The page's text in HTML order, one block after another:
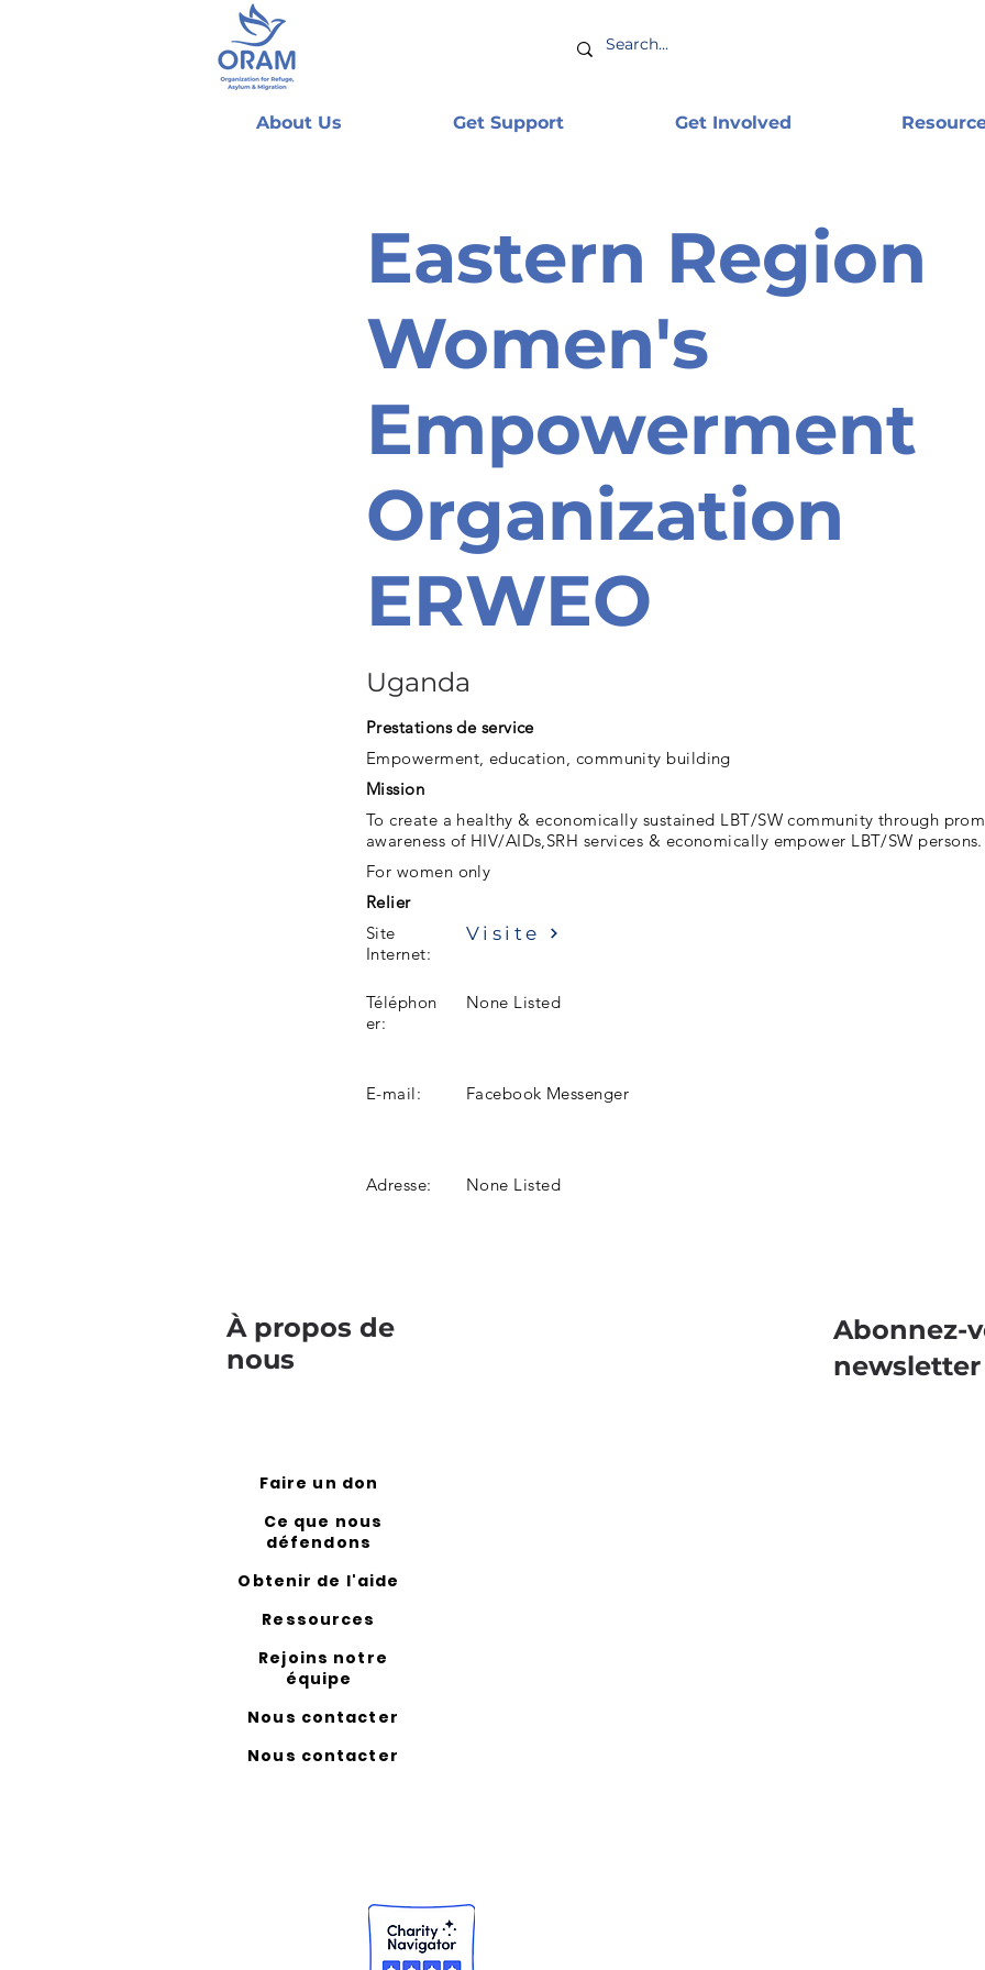
About Us Get Support Get Involved
Eastern Region
Women's
Empowerment
Organization
ERWEO
Uganda
Prestations de service
Empowerment, education, community building
Mission
To create a healthy & economically sustained LBT/SW community through
awareness of HIV/AIDs,SRH services & economically empower LBT/SW persons.
For women only
Relier
Site
Internet:
Visite
Téléphon
er:
None Listed
E-mail: Facebook Messenger
Adresse: None Listed
À propos de
nous
Faire un don
Ce que nous
défendons
Obtenir de l'aide
Ressources
Rejoins notre
équipe
Nous contacter
Nous contacter
Abonnez-
newsletter